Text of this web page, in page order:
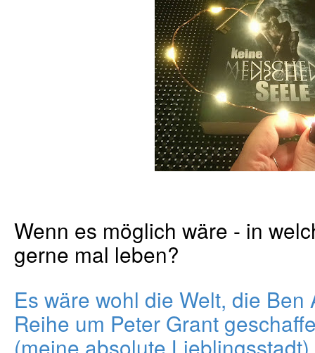
Wenn es möglich wäre - in
gerne mal leben?
Es wäre wohl die Welt, die
Reihe um Peter Grant
(meine absolute